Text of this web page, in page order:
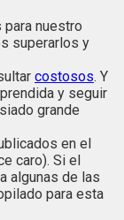
para nuestro
superarlos y
costosos. Y
y seguir
grande
en el
caro). Si el
algunas de las
para esta